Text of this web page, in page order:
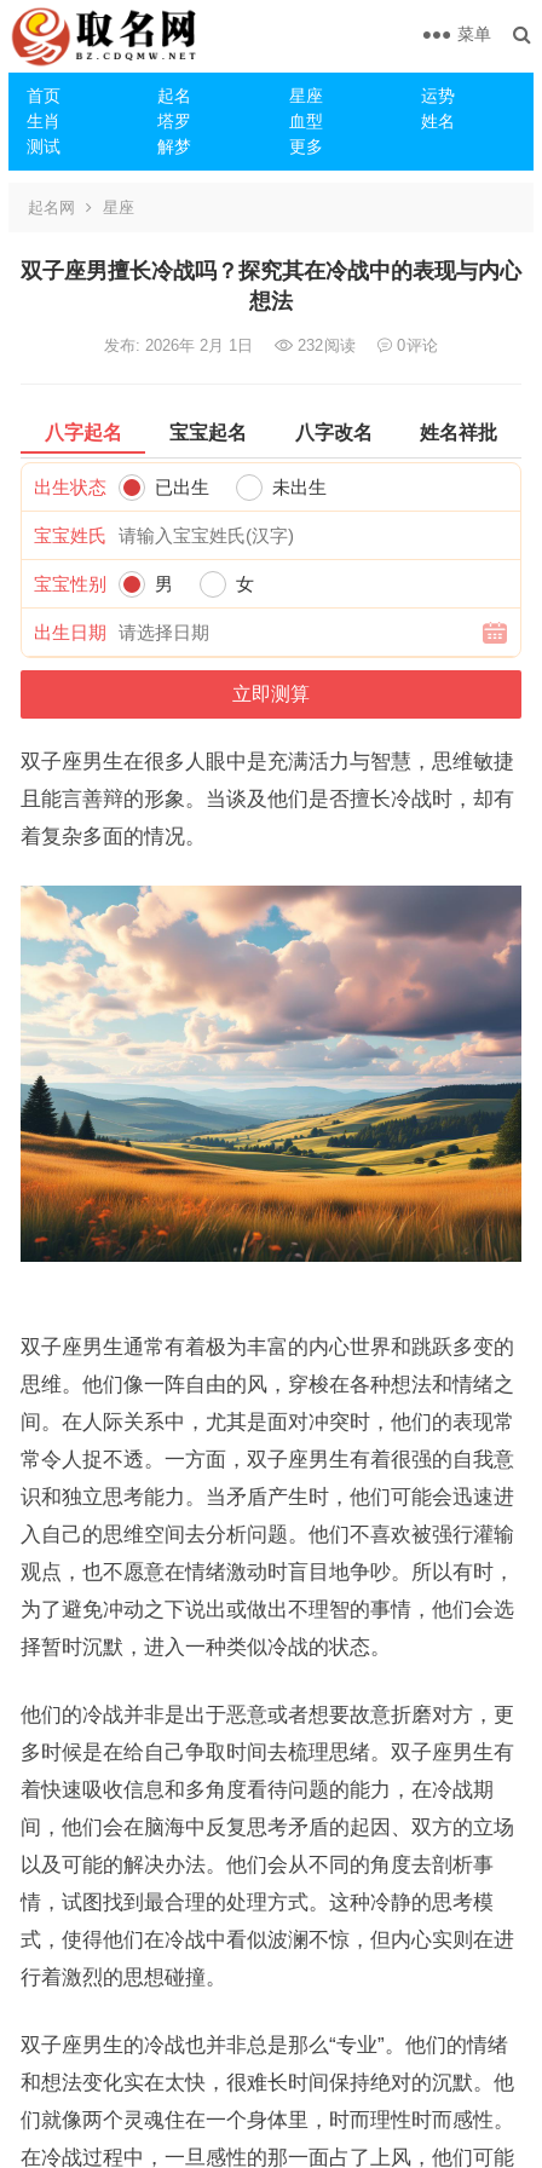
首页 起名 星座
运势
生肖
塔罗 血型
姓名
测试
解梦 更多
菜单
起名网 星座
双子座男擅长冷战吗？探究其在冷战中的表现与内心
想法
发布: 2026年 2月 1日 232阅读 0评论
八字起名 宝宝起名 八字改名 姓名祥批
出生状态 已出生 未出生
宝宝姓氏
宝宝性别 男 女
出生日期
双子座男生在很多人眼中是充满活力与智慧，思维敏捷
且能言善辩的形象。当谈及他们是否擅长冷战时，却有
着复杂多面的情况。
双子座男生通常有着极为丰富的内心世界和跳跃多变的
思维。他们像一阵自由的风，穿梭在各种想法和情绪之
间。在人际关系中，尤其是面对冲突时，他们的表现常
常令人捉不透。一方面，双子座男生有着很强的自我意
识和独立思考能力。当矛盾产生时，他们可能会迅速进
入自己的思维空间去分析问题。他们不喜欢被强行灌输
观点，也不愿意在情绪激动时盲目地争吵。所以有时，
为了避免冲动之下说出或做出不理智的事情，他们会选
择暂时沉默，进入一种类似冷战的状态。
他们的冷战并非是出于恶意或者想要故意折磨对方，更
多时候是在给自己争取时间去梳理思绪。双子座男生有
着快速吸收信息和多角度看待问题的能力，在冷战期
间，他们会在脑海中反复思考矛盾的起因、双方的立场
以及可能的解决办法。他们会从不同的角度去剖析事
情，试图找到最合理的处理方式。这种冷静的思考模
式，使得他们在冷战中看似波澜不惊，但内心实则在进
行着激烈的思想碰撞。
双子座男生的冷战也并非总是那么“专业”。他们的情绪
和想法变化实在太快，很难长时间保持绝对的沉默。他
们就像两个灵魂住在一个身体里，时而理性时而感性。
在冷战过程中，一旦感性的那一面占了上风，他们可能